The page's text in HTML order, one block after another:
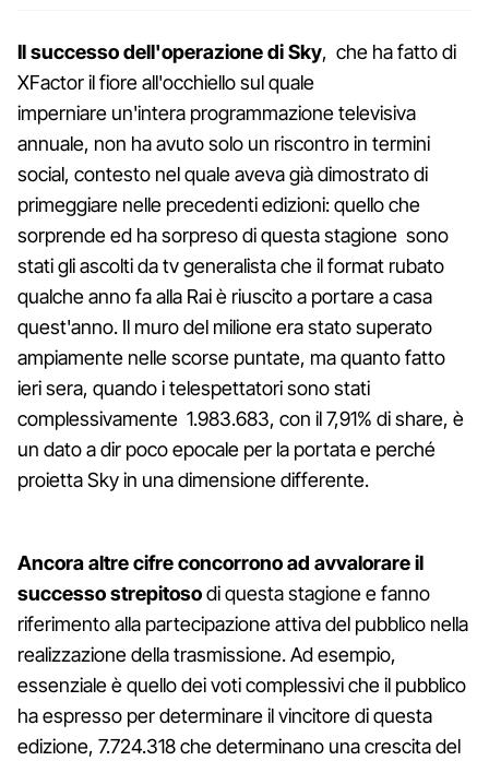
Il successo dell'operazione di Sky, che ha fatto di
XFactor il fiore all'occhiello sul quale
imperniare un'intera programmazione televisiva
annuale, non ha avuto solo un riscontro in termini
social, contesto nel quale aveva già dimostrato di
primeggiare nelle precedenti edizioni: quello che
sorprende ed ha sorpreso di questa stagione sono
stati gli ascolti da tv generalista che il format rubato
qualche anno fa alla Rai è riuscito a portare a casa
quest'anno. Il muro del milione era stato superato
ampiamente nelle scorse puntate, ma quanto fatto
ieri sera, quando i telespettatori sono stati
complessivamente 1.983.683, con il 7,91% di share, è
un dato a dir poco epocale per la portata e perché
proietta Sky in una dimensione differente.
Ancora altre cifre concorrono ad avvalorare il
successo strepitosodi questa stagione e fanno
riferimento alla partecipazione attiva del pubblico nella
realizzazione della trasmissione. Ad esempio,
essenziale è quello dei voti complessivi che il pubblico
ha espresso per determinare il vincitore di questa
edizione, 7.724.318 che determinano una crescita del